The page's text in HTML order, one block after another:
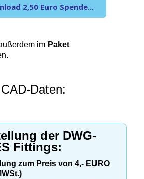
2,50 Euro Spende...
im Paket
Daten:
der DWG-
Fittings:
zum Preis von 4,- EURO